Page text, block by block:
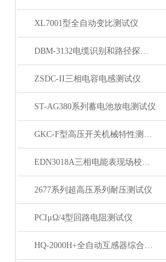
XL7001型全自动变比测试仪
DBM-3132电缆识别和路径探测仪
ZSDC-II三相电容电感测试仪
ST-AG380系列蓄电池放电测试仪
GKC-F型高压开关机械特性测试仪
EDN3018A三相电能表现场校验仪
2677系列超高压系列耐压测试仪
PCIμΩ/4型回路电阻测试仪
HQ-2000H+全自动互感器综合测试仪